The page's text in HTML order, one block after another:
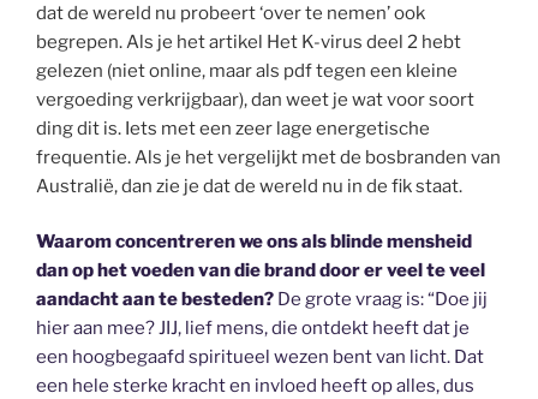
dat de wereld nu probeert ‘over te nemen’ ook
begrepen. Als je het artikel Het K-virus deel 2 hebt
gelezen (niet online, maar als pdf tegen een kleine
vergoeding verkrijgbaar), dan weet je wat voor soort
ding dit is. Iets met een zeer lage energetische
frequentie. Als je het vergelijkt met de bosbranden van
Australië, dan zie je dat de wereld nu in de fik staat.
Waarom concentreren we ons als blinde mensheid
dan op het voeden van die brand door er veel te veel
aandacht aan te besteden? De grote vraag is: “Doe jij
hier aan mee? JIJ, lief mens, die ontdekt heeft dat je
een hoogbegaafd spiritueel wezen bent van licht. Dat
een hele sterke kracht en invloed heeft op alles, dus